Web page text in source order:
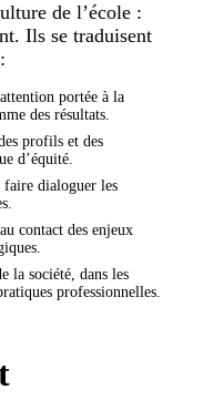
de l’école :
Ils se traduisent
portée à la
des résultats.
profils et des
d’équité.
dialoguer les
contact des enjeux
la société, dans les
professionnelles.